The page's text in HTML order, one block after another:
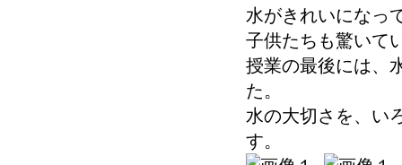
水がきれいになっ
子供たちも驚いて
授業の最後には、
た。
水の大切さを、い
す。